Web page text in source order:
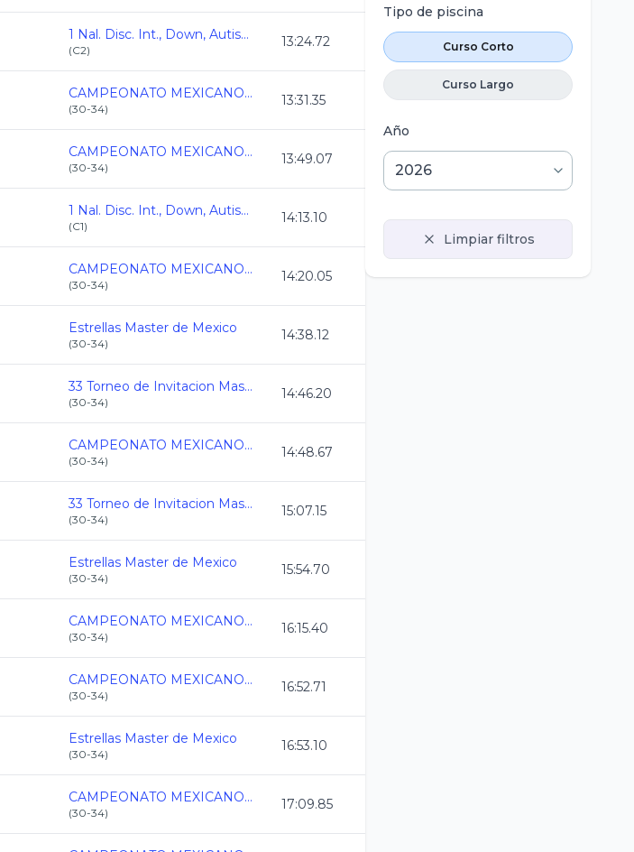
1 Nal. Disc. Int., Down, Autismo y PC 2026
(C2)
13:24.72
CAMPEONATO MEXICANO ABIERTO
(30-34)
13:31.35
CAMPEONATO MEXICANO ABIERTO
(30-34)
13:49.07
1 Nal. Disc. Int., Down, Autismo y PC 2026
(C1)
14:13.10
CAMPEONATO MEXICANO ABIERTO
(30-34)
14:20.05
Estrellas Master de Mexico
(30-34)
14:38.12
33 Torneo de Invitacion Master - copied
(30-34)
14:46.20
CAMPEONATO MEXICANO ABIERTO
(30-34)
14:48.67
33 Torneo de Invitacion Master - copied
(30-34)
15:07.15
Estrellas Master de Mexico
(30-34)
15:54.70
CAMPEONATO MEXICANO ABIERTO
(30-34)
16:15.40
CAMPEONATO MEXICANO ABIERTO
(30-34)
16:52.71
Estrellas Master de Mexico
(30-34)
16:53.10
CAMPEONATO MEXICANO ABIERTO
(30-34)
17:09.85
Tipo de piscina
Curso Corto
Curso Largo
Año
Limpiar filtros